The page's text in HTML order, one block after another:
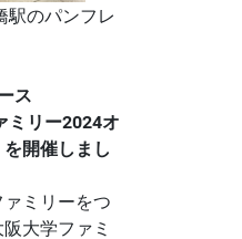
駅のパンフレ
ス
ミリー2024オ
開催しまし
ミリーをつ
大学ファミ